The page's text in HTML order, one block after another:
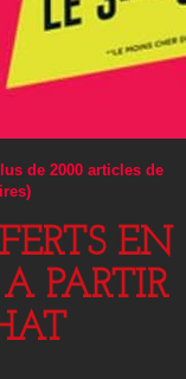
de 2000 articles de
EN
PARTIR